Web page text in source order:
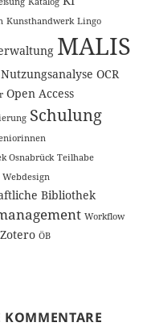
Kunsthandwerk Lingo
MALIS
Nutzungsanalyse OCR
Open Access
Schulung
Osnabrück Teilhabe
Webdesign
Bibliothek
Workflow
Zotero ÖB
KOMMENTARE